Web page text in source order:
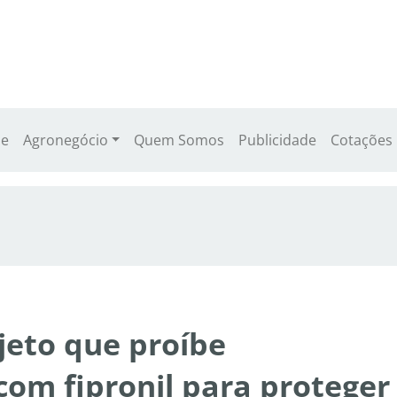
Agronegócio Quem Somos Publicidade Cotações
que proíbe
fipronil para proteger